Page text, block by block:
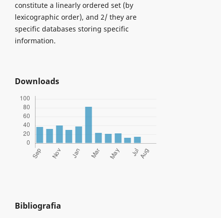
constitute a linearly ordered set (by
lexicographic order), and 2/ they are
specific databases storing specific
information.
Downloads
Bibliografia